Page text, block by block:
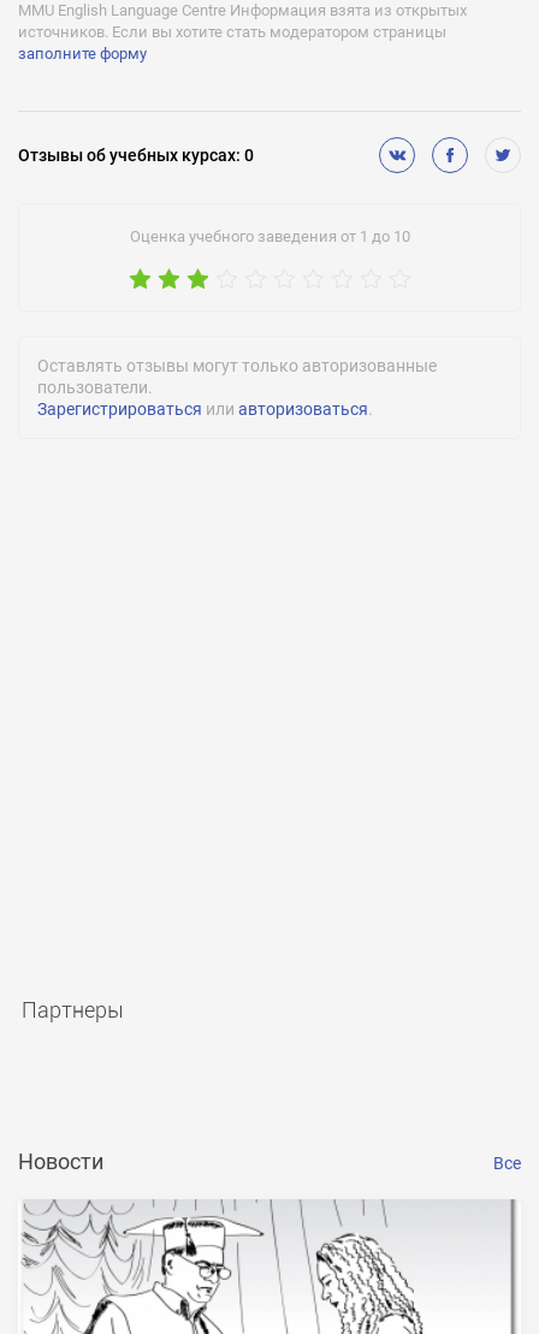
MMU English Language Centre Информация взята из открытых
источников. Если вы хотите стать модератором страницы
заполните форму
Отзывыоб учебных курсах: 0
Оценка учебного заведения от 1 до 10
Оставлять отзывы могут только авторизованные
пользователи.
Зарегистрироваться или авторизоваться.
Партнеры